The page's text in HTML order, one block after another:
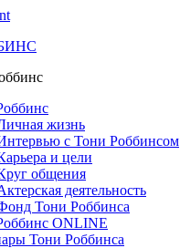
жизнь
с Тони Роббинсом
и цели
общения
деятельность
Тони Роббинса
ONLINE
Тони Роббинса